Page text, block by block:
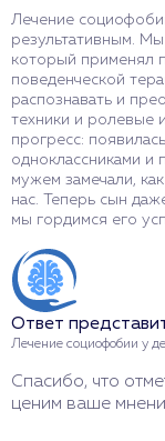
Лечение
результативным. Мы
который применял
поведенческой
распознавать и
техники и ролевые
прогресс:
одноклассниками и
мужем замечали,
нас. Теперь сын
мы гордимся его
Ответ
Лечение социофобии у
Спасибо, что
ценим ваше